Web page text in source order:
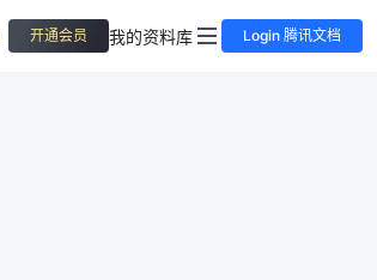
开通会员 我的资料库 Login 腾讯文档